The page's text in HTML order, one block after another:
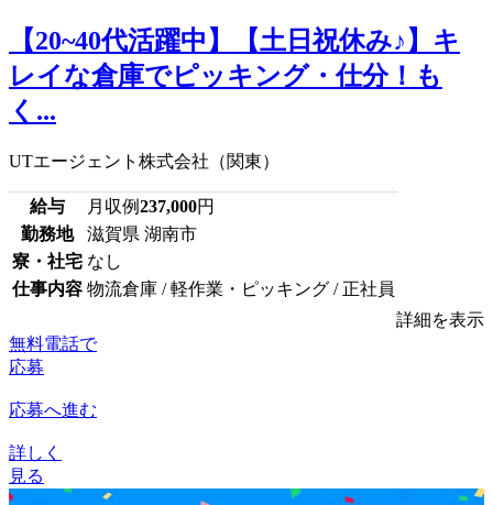
【20~40代活躍中】【土日祝休み♪】キ
レイな倉庫でピッキング・仕分！も
く...
UTエージェント株式会社（関東）
給与 月収例237,000円
勤務地
滋賀県 湖南市
寮・社宅 なし
仕事内容 物流倉庫 / 軽作業・ピッキング / 正社員
詳細を表示
無料電話で
応募
応募へ進む
詳しく
見る